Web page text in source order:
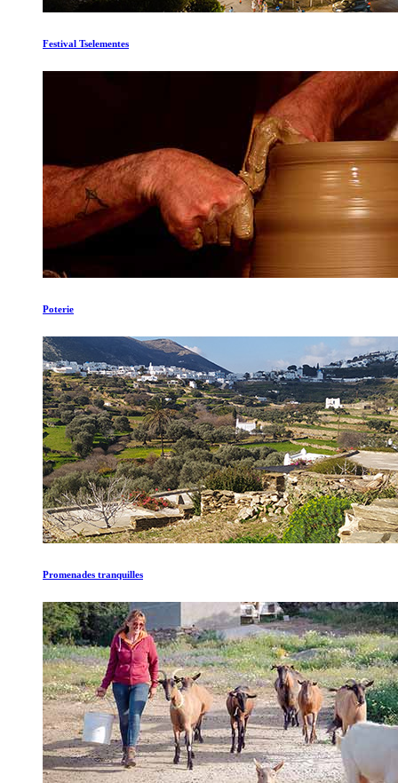
Festival Tselementes
Poterie
Promenades tranquilles